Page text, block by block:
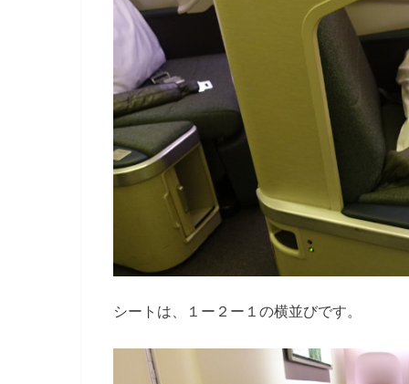
シートは、１ー２ー１の横並びです。